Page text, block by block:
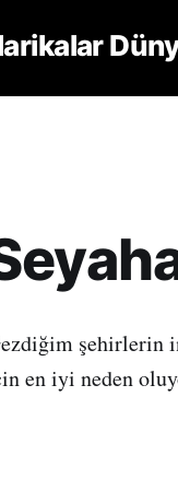
şehirlerin
en iyi neden